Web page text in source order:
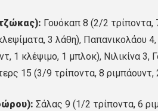
Γουόκαπ 8 (2/2 τρίποντα,
3 λάθη), Παπανικολάου
1 κλέψιμο, 1 μπλοκ), Νιλικίνα
15 (3/9 τρίποντα, 8
Σάλας 9 (1/2 τρίποντα, 6